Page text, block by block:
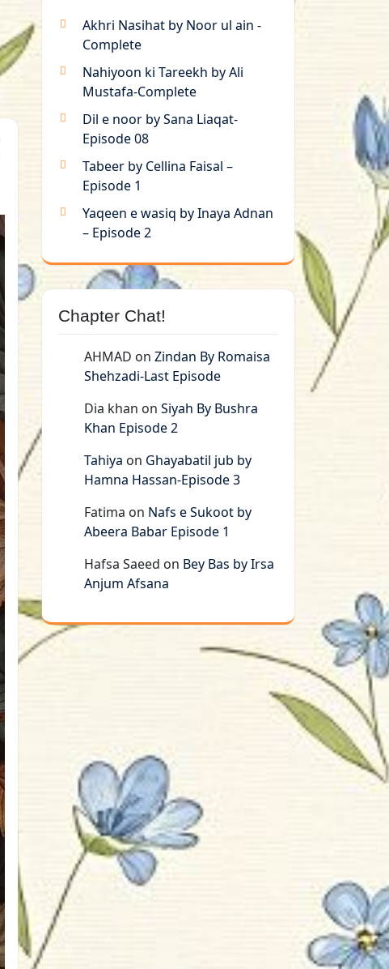
Akhri Nasihat by Noor ul ain -
Complete
Nahiyoon ki Tareekh by Ali
Mustafa-Complete
Dil e noor by Sana Liaqat-
Episode 08
Tabeer by Cellina Faisal –
Episode 1
Yaqeen e wasiq by Inaya Adnan
– Episode 2
Chapter Chat!
AHMAD on Zindan By Romaisa
Shehzadi-Last Episode
Dia khan on Siyah By Bushra
Khan Episode 2
Tahiya on Ghayabatil jub by
Hamna Hassan-Episode 3
Fatima on Nafs e Sukoot by
Abeera Babar Episode 1
Hafsa Saeed on Bey Bas by Irsa
Anjum Afsana